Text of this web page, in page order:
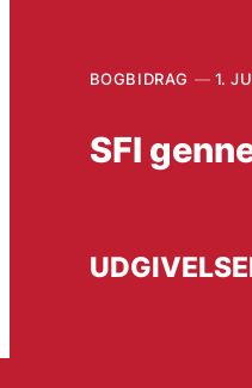
BOGBIDRAG 1.
SFI